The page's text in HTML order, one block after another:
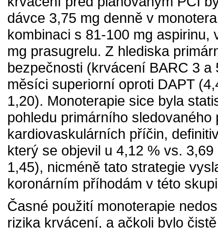
dávce 3,75 mg denně v
kombinaci s 81-100 mg
mg prasugrelu. Z hlediska
bezpečnosti (krvácení BARC 3
měsíci superiorní oproti DAPT
1,20). Monoterapie sice byla
pohledu primárního
kardiovaskulárních příčin,
který se objevil u 4,12 % vs.
1,45), nicméně tato strategie
koronárním příhodám v této
Časné použití monoterapie
rizika krvácení, a ačkoli bylo